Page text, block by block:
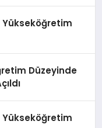
Yükseköğretim
Düzeyinde
Yükseköğretim